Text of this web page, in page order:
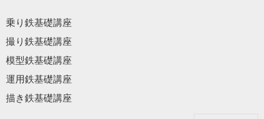
乗り鉄基礎講座
撮り鉄基礎講座
模型鉄基礎講座
運用鉄基礎講座
描き鉄基礎講座